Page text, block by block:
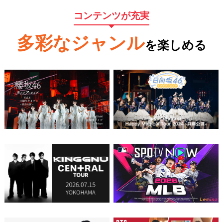
コンテンツが充実
多彩なジャンルを楽しめる